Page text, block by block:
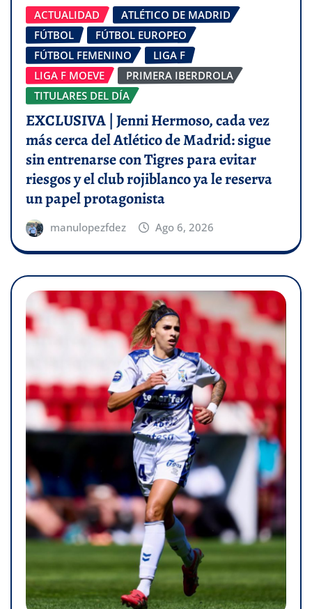
ACTUALIDAD
ATLÉTICO DE MADRID
FÚTBOL
FÚTBOL EUROPEO
FÚTBOL FEMENINO
LIGA F
LIGA F MOEVE
PRIMERA IBERDROLA
TITULARES DEL DÍA
EXCLUSIVA | Jenni Hermoso, cada vez
más cerca del Atlético de Madrid: sigue
sin entrenarse con Tigres para evitar
riesgos y el club rojiblanco ya le reserva
un papel protagonista
manulopezfdez Ago 6, 2026